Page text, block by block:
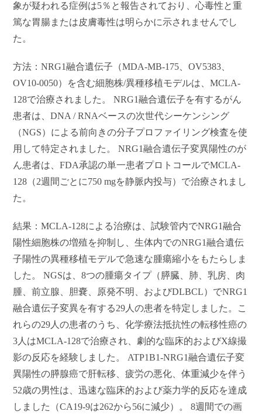
象が疑われる症例は5％と報告されており、心毒性と重
篤な胃腸または皮膚毒性は明らかに示されませんでし
た。
方法：NRG1融合遺伝子（MDA-MB-175、OV5383、
OV10-0050）を含む細胞株/異種移植モデルは、MCLA-
128で治療されました。 NRG1融合遺伝子を有するがん
患者は、DNA / RNAベースの次世代シーケンシング
（NGS）による前向きの分子プロファイリング検査を使
用して特定されました。 NRG1融合遺伝子変異陽性のが
ん患者は、FDA承認の単一患者プロトコールでMCLA-
128（2週間ごとに750 mgを静脈内投与）で治療されまし
た。
結果：MCLA-128による治療は、試験管内でNRG1融合
陽性細胞株の増殖を抑制し、生体内でのNRG1融合遺伝
子陽性の異種移植モデルで急速な腫瘍縮小をもたらしま
した。 NGSは、8つの腫瘍タイプ（膵臓、肺、乳房、肉
腫、前立腺、胆嚢、原発不明、およびDLBCL）でNRG1
融合遺伝子変異を有する29人の患者を特定しました。こ
れらの29人の患者のうち、化学療法抵抗性の転移性癌の
3人はMCLA-128で治療され、劇的な臨床的およびX線撮
影の反応を経験しました。 ATP1B1-NRG1融合遺伝子変
異陽性の膵腺癌で肝転移、疲労の悪化、体重減少を伴う
52歳の男性は、迅速な臨床的および薬力学的反応を達成
しました（CA19-9は262から56に減少）。 8週間での画